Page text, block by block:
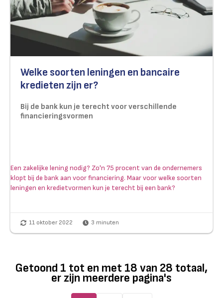
Welke soorten leningen en bancaire
kredieten zijn er?
Bij de bank kun je terecht voor verschillende
financieringsvormen
Een zakelijke lening nodig? Zo'n 75 procent van de ondernemers
klopt bij de bank aan voor financiering. Maar voor welke soorten
leningen en kredietvormen kun je terecht bij een bank?
11 oktober 2022 3 minuten
Getoond 1 tot en met 18 van 28 totaal,
er zijn meerdere pagina's